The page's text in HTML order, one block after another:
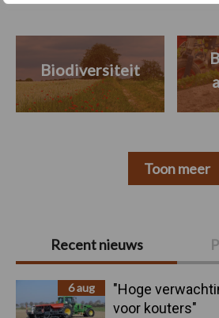
Primaire
Sidebar
Recent nieuws
6 aug
"Hoge
voor kouters"
Biodiversiteit
Toon meer